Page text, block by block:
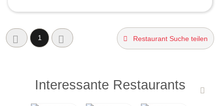
1 Restaurant Suche teilen
Interessante Restaurants